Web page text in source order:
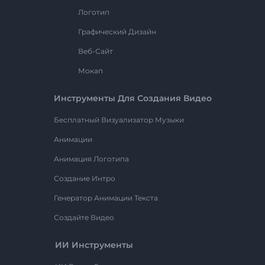
Логотип
Графический Дизайн
Веб-Сайт
Мокап
Инструменты Для Создания Видео
Бесплатный Визуализатор Музыки
Анимации
Анимация Логотипа
Создание Интро
Генератор Анимации Текста
Создайте Видео
ИИ Инструменты